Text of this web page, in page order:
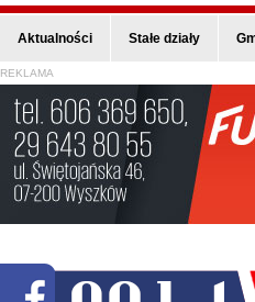
Aktualności Stałe działy
REKLAMA